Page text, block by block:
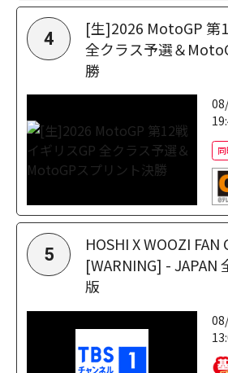
4
[生]2026 MotoGP 第
全クラス予選＆
勝
5
HOSHI X WOOZI FAN
[WARNING] - JAPAN
版